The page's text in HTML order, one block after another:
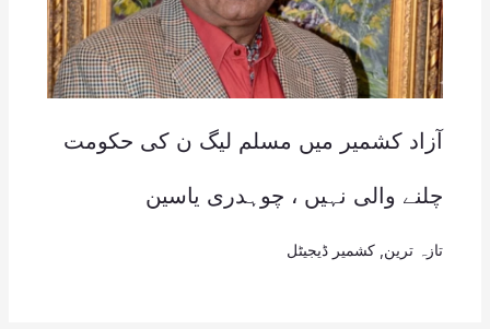
آزاد کشمیر میں مسلم لیگ ن کی حکومت
چلنے والی نہیں ، چوہدری یاسین
تازہ ترین کشمیر ڈیجیٹل